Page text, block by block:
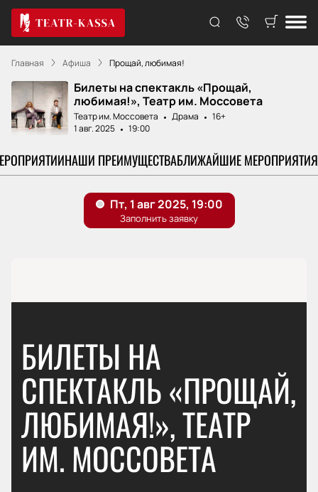
Главная Афиша Прощай, любимая!
Билеты на спектакль «Прощай,
любимая!», Театр им. Моссовета
Театр им. Моссовета Драма
16+
1 авг. 2025
19:00
НАШИ ПРЕИМУЩЕСТВАБЛИЖАЙШИЕ МЕРОПРИЯТИЯ
БИЛЕТЫ НА
СПЕКТАКЛЬ «ПРОЩАЙ,
ЛЮБИМАЯ!», ТЕАТР
ИМ. МОССОВЕТА